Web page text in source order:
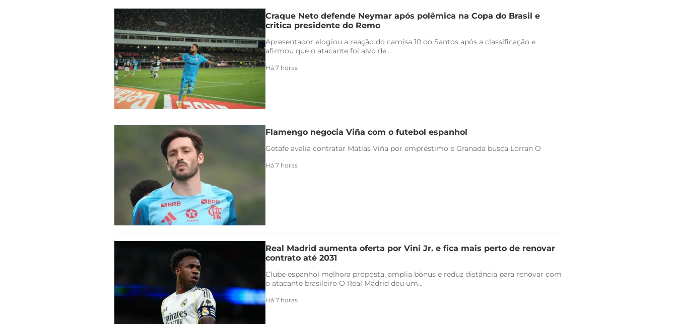
Craque Neto defende Neymar após polêmica na Copa do Brasil e
critica presidente do Remo
Apresentador elogiou a reação do camisa 10 do Santos após a classificação e
afirmou que o atacante foi alvo de...
Há 7 horas
Flamengo negocia Viña com o futebol espanhol
Getafe avalia contratar Matías Viña por empréstimo e Granada busca Lorran O
Há 7 horas
Real Madrid aumenta oferta por Vini Jr. e fica mais perto de renovar
contrato até 2031
Clube espanhol melhora proposta, amplia bônus e reduz distância para renovar com
o atacante brasileiro O Real Madrid deu um...
Há 7 horas